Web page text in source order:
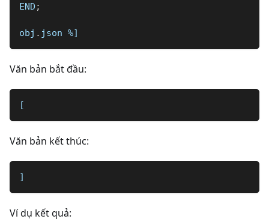
END ;
obj . json %]
Văn bản bắt đầu:
[
Văn bản kết thúc:
]
Ví dụ kết quả: